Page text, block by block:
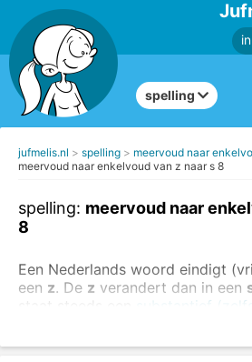
spelling
jufmelis.nl spelling
meervoud naar
meervoud naar enkelvoud van z naar s 8
spelling: meervoud naar
8
Een Nederlands woord eindigt
een z. De z verandert dan in een
substantief
letterz.